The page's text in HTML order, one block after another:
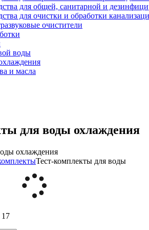
для общей, санитарной и
для очистки и обработки
очистители
воды
и масла
для воды охлаждения
охлаждения
Тест-комплекты для воды